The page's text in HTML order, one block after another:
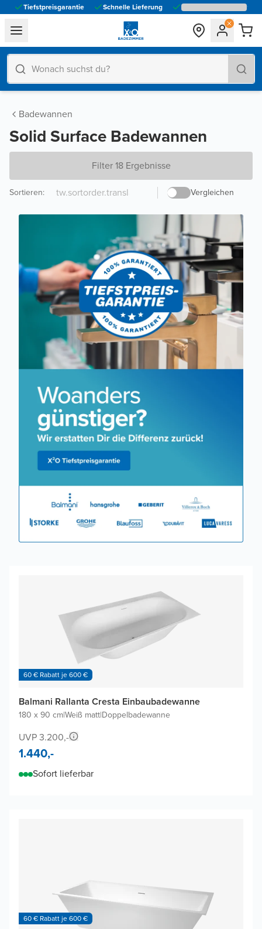
Tiefstpreisgarantie Schnelle Lieferung
general.navigation.toggle_menu.label
Badewannen
Solid Surface Badewannen
Filter 18 Ergebnisse
Vergleichen
Sortieren:
60 € Rabatt je 600 €
Balmani Rallanta Cresta Einbaubadewanne
180 x 90 cm|Weiß matt|Doppelbadewanne
UVP 3.200,-
1.440,-
Sofort lieferbar
60 € Rabatt je 600 €